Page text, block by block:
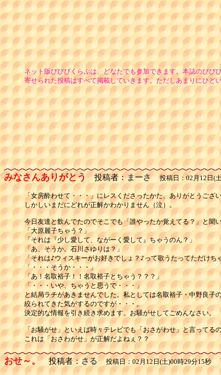
ネット版ぴぴぴくらぶは、どなたでも参加できます。本誌のぴ
寄せられた投稿はすべて掲載していきます。ただしあまりにひ
みなさんありがとう投稿者：まーさ 投稿日：02月12日(
「女房酔わせて・・・」にレスくださったかた、ありがとうござ
しかしいまだにどれが正解かわかりません（泣）。
今日友達と飲んでたのでそこでも「誰やったか覚えてる？」と聞
「大原麗子ちゃう？」
「それは『少し愛して、ながーく愛して』ちゃうのん？」
「あ、そうか。石川さゆりは？」
「それは♪ウィスキーがお好きでしょ？♪って歌うたってただけち
「・・・そうか・・・」
「あ！名取裕子！！名取裕子とちゃう？？？」
「・・・いや、ちゃうと思うで・・・」
と結局ラチがあきませんでした。私としては名取裕子・中野良子
絞られてきた気がするのですが・・・。
決定的な情報を引き続き求めます。お騒がせしてごめんなさい。
「お騒がせ」といえば時々テレビでも「おさがわせ」と言ってる
これは「おさわがせ」が正解だよねぇ？？
おせ～。投稿者：さる 投稿日：02月12日(土)00時29分15秒